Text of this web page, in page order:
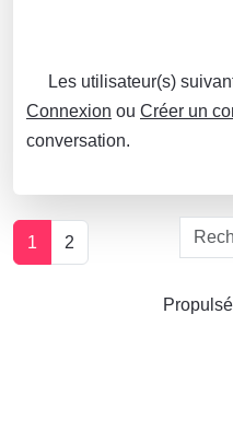
Les utilisateur(s)
Connexion ou Créer un
conversation.
1 2